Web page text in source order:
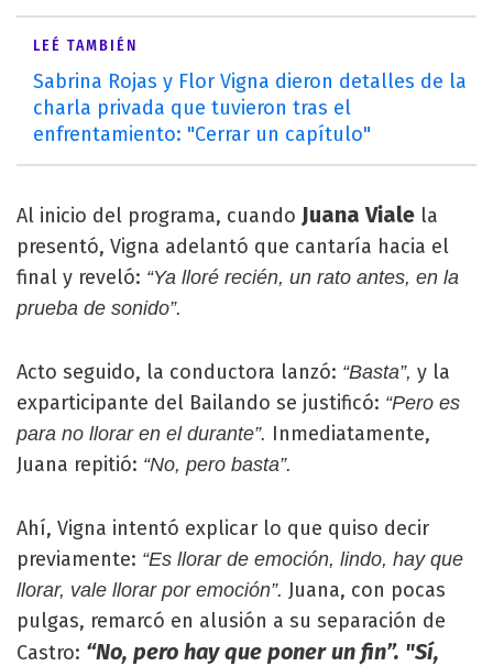
LEÉ TAMBIÉN
Sabrina Rojas y Flor Vigna dieron detalles de la
charla privada que tuvieron tras el
enfrentamiento: "Cerrar un capítulo"
Al inicio del programa, cuando Juana Viale la
presentó, Vigna adelantó que cantaría hacia el
final y reveló: “Ya lloré recién, un rato antes, en la
prueba de sonido”.
Acto seguido, la conductora lanzó: “Basta”, y la
exparticipante del Bailando se justificó: “Pero es
para no llorar en el durante”. Inmediatamente,
Juana repitió: “No, pero basta”.
Ahí, Vigna intentó explicar lo que quiso decir
previamente: “Es llorar de emoción, lindo, hay que
llorar, vale llorar por emoción”. Juana, con pocas
pulgas, remarcó en alusión a su separación de
Castro: “No, pero hay que poner un fin”. "Sí,